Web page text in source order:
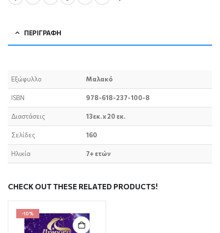
ΠΕΡΙΓΡΑΦΉ
Εξώφυλλο Μαλακό
ISBN 978-618-237-100-8
Διαστάσεις 13εκ. x 20 εκ.
Σελίδες 160
Ηλικία 7+ ετών
CHECK OUT THESE RELATED PRODUCTS!
-10%